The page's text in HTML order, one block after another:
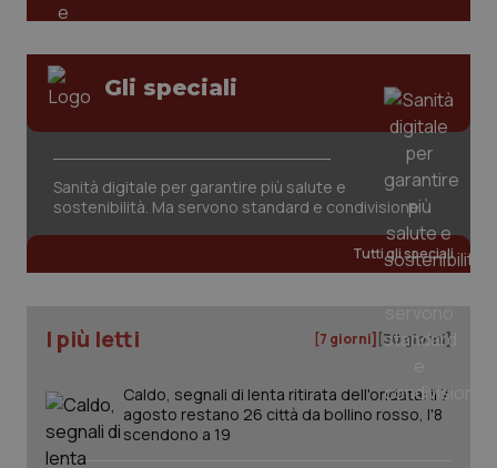
Salute orale & impianti
Sangue & coagulazione
Tiroide
Tumore al seno
Ulcera & Reflusso
Gli speciali
Sanità digitale per garantire più salute e
sostenibilità. Ma servono standard e condivisione
Tutti gli speciali
I più letti [7 giorni] [30 giorni]
Caldo, segnali di lenta ritirata dell'ondata: il 7
agosto restano 26 città da bollino rosso, l'8
scendono a 19
Nome
Fornitore/Dominio
YouTube
CookieScriptConsent
CookieScript
www.quotidianosanita.it